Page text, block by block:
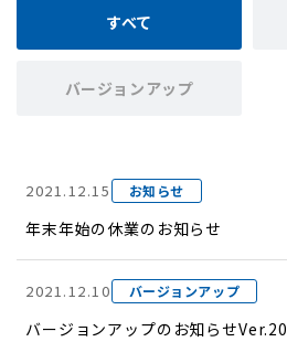
すべて
バージョンアップ
2021.12.15 お知らせ
年末年始の休業のお知らせ
2021.12.10 バージョンアップ
バージョンアップのお知らせVer.20